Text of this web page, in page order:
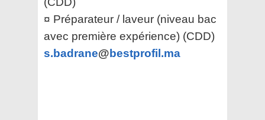
¤ Préparateur / laveur (niveau bac
avec première expérience) (CDD)
s.badrane@bestprofil.ma